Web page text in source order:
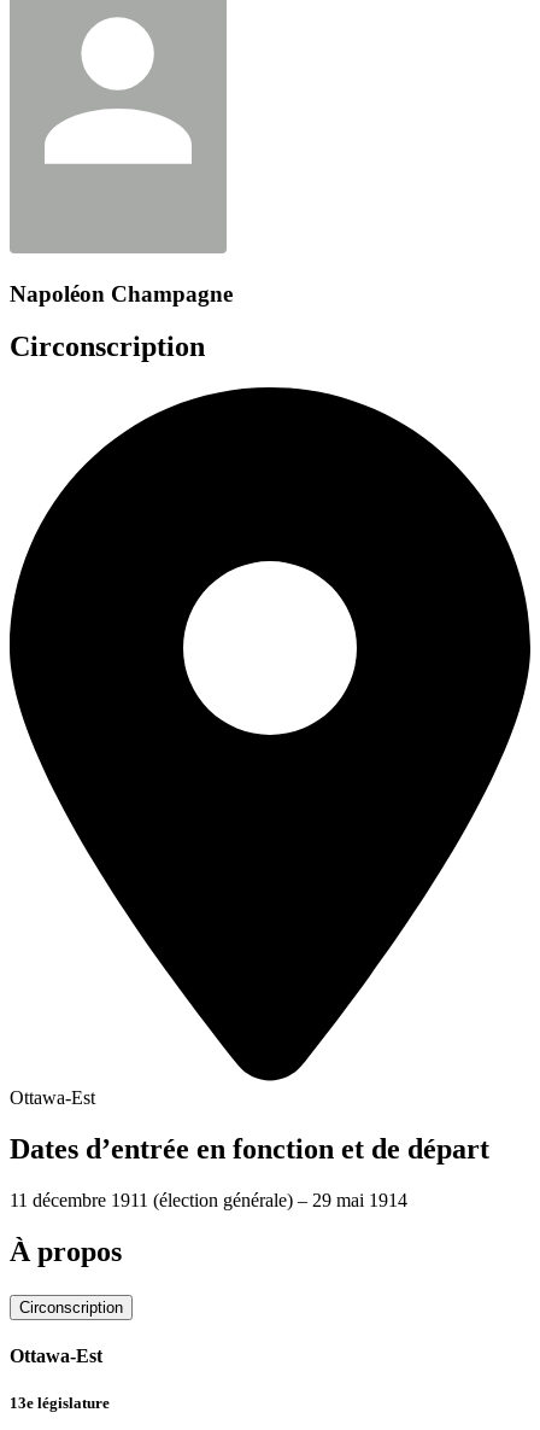
Napoléon Champagne
Circonscription
Ottawa-Est
Dates d’entrée en fonction et de départ
11 décembre 1911 (élection générale) – 29 mai 1914
À propos
Circonscription
Ottawa-Est
13e législature